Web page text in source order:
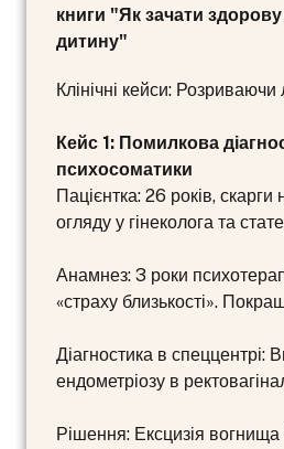
книги "Як зачати
дитину"
Клінічні кейси:
Кейс 1: Помилкова
психосоматики
Пацієнтка: 26 років,
огляду у гінеколога та
Анамнез: 3 роки
«страху близькості».
Діагностика в спеццентрі:
ендометріозу в
Рішення: Ексцизія